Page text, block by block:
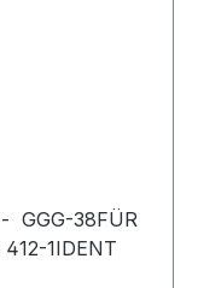
GGG-38FÜR
1IDENT